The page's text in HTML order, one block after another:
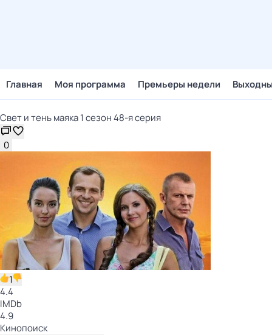
Главная Моя программа Премьеры недели
Свет и тень маяка 1 сезон 48-я серия
0
1
4.4
IMDb
4.9
Кинопоиск